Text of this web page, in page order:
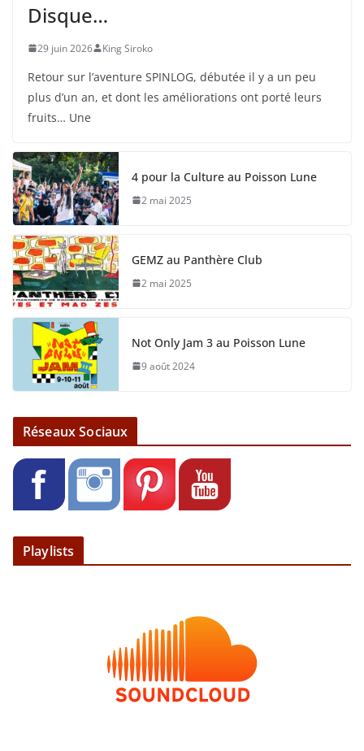
Disque…
29 juin 2026 King Siroko
Retour sur l’aventure SPINLOG, débutée il y a un peu
plus d’un an, et dont les améliorations ont porté leurs
fruits… Une
4 pour la Culture au Poisson Lune
2 mai 2025
GEMZ au Panthère Club
2 mai 2025
Not Only Jam 3 au Poisson Lune
9 août 2024
Réseaux Sociaux
Playlists